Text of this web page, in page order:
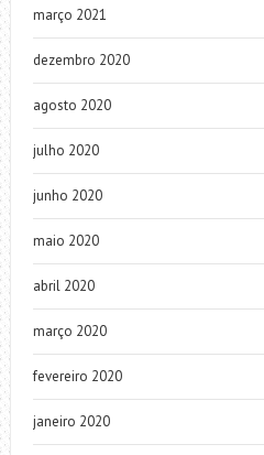
março 2021
dezembro 2020
agosto 2020
julho 2020
junho 2020
maio 2020
abril 2020
março 2020
fevereiro 2020
janeiro 2020